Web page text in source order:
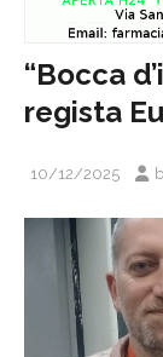
“Bocca
regista
10/12/2025